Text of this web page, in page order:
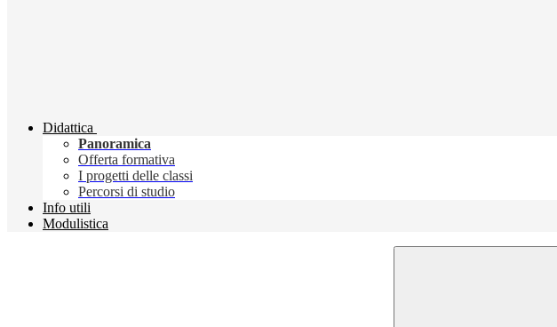
Didattica
Panoramica
Offerta formativa
I progetti delle classi
Percorsi di studio
Info utili
Modulistica